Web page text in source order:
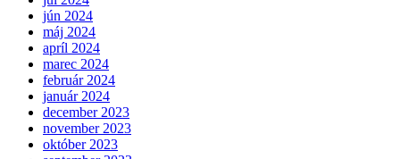
jún 2024
máj 2024
apríl 2024
marec 2024
február 2024
január 2024
december 2023
november 2023
október 2023